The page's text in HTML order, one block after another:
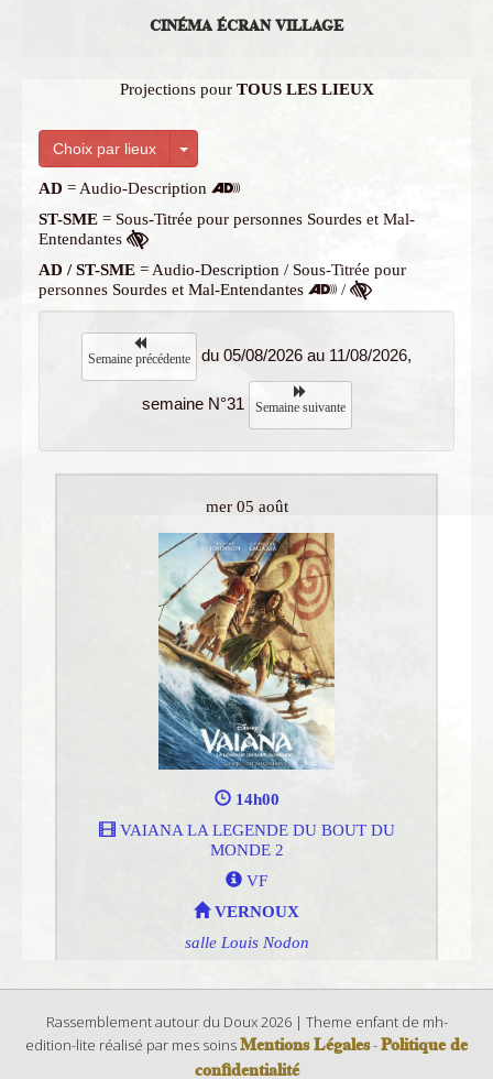
CINÉMA ÉCRAN VILLAGE
Rassemblement autour du Doux 2026 | Theme enfant de mh-
edition-lite réalisé par mes soinsMentions Légales-Politique de
confidentialité